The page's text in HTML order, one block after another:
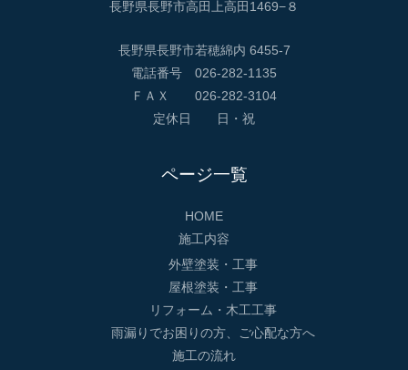
長野県長野市高田上高田1469−８
長野県長野市若穂綿内 6455-7
電話番号 026-282-1135
ＦＡＸ 026-282-3104
定休日 日・祝
ページ一覧
HOME
施工内容
外壁塗装・工事
屋根塗装・工事
リフォーム・木工工事
雨漏りでお困りの方、ご心配な方へ
施工の流れ